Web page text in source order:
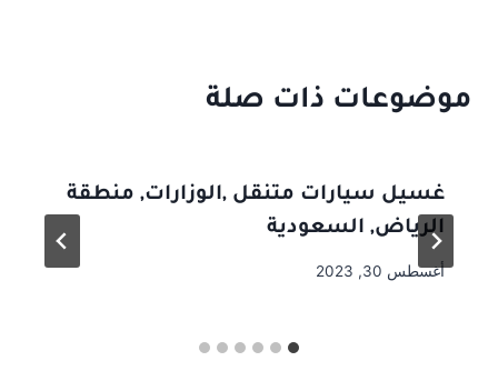
موضوعات ذات صلة
غسيل سيارات متنقل ,الوزارات, منطقة
الرياض, السعودية
أغسطس 30, 2023